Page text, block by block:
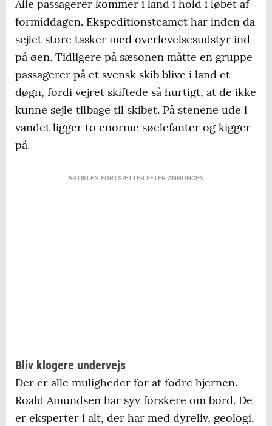
Alle passagerer kommer i land i hold i løbet af
formiddagen. Ekspeditionsteamet har inden da
sejlet store tasker med overlevelsesudstyr ind
på øen. Tidligere på sæsonen måtte en gruppe
passagerer på et svensk skib blive i land et
døgn, fordi vejret skiftede så hurtigt, at de ikke
kunne sejle tilbage til skibet. På stenene ude i
vandet ligger to enorme søelefanter og kigger
på.
ARTIKLEN FORTSÆTTER EFTER ANNONCEN
Bliv klogere undervejs
Der er alle muligheder for at fodre hjernen.
Roald Amundsen har syv forskere om bord. De
er eksperter i alt, der har med dyreliv, geologi,